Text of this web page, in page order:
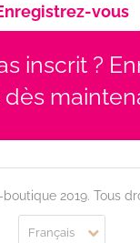
vous
inscrit ?
dès
2019. Tous
Français